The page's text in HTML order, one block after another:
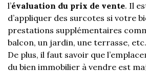
l’évaluation du prix de vente. Il
d’appliquer des surcotes si votre
prestations supplémentaires
balcon, un jardin, une terrasse, etc.
De plus, il faut savoir que
du bien immobilier à vendre est